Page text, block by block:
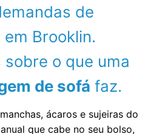
de
Brooklin.
o que uma
de sofá faz.
ácaros e sujeiras do
que cabe no seu bolso,